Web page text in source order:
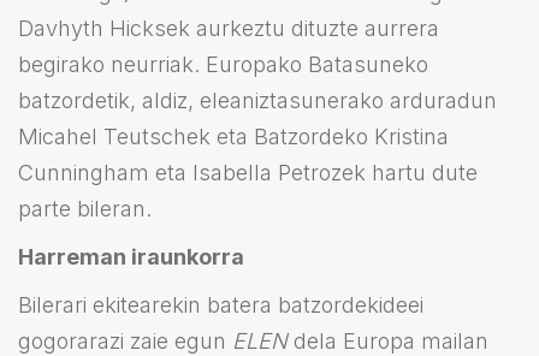
Davhyth Hicksek aurkeztu dituzte aurrera
begirako neurriak. Europako Batasuneko
batzordetik, aldiz, eleaniztasunerako arduradun
Micahel Teutschek eta Batzordeko Kristina
Cunningham eta Isabella Petrozek hartu dute
parte bileran.
Harreman iraunkorra
Bilerari ekitearekin batera batzordekideei
gogorarazi zaie egun ELENdela Europa mailan